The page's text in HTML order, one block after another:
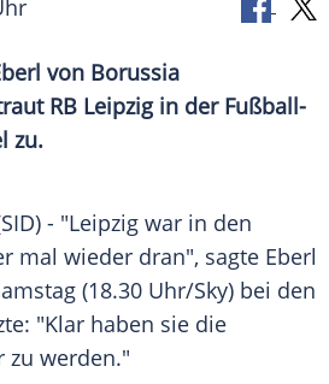
von Borussia
RB Leipzigin der Fußball-
zu.
- "Leipzig war in den
mal wieder dran", sagte Eberl
(18.30 Uhr/Sky) bei den
"Klar haben sie die
zu werden."